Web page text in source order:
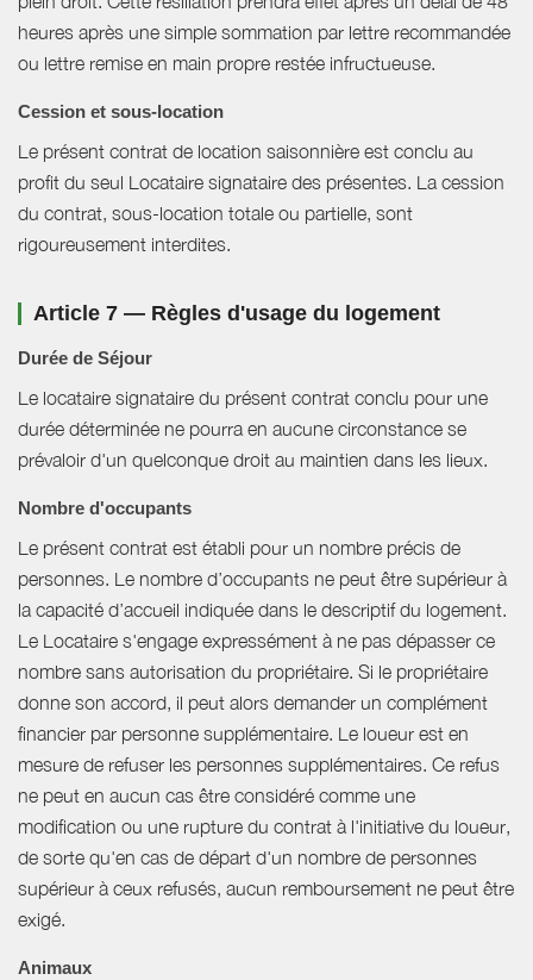
heures après une simple sommation par lettre recommandée
ou lettre remise en main propre restée infructueuse.
Cession et sous-location
Le présent contrat de location saisonnière est conclu au
profit du seul Locataire signataire des présentes. La cession
du contrat, sous-location totale ou partielle, sont
rigoureusement interdites.
Article 7 — Règles d'usage du logement
Durée de Séjour
Le locataire signataire du présent contrat conclu pour une
durée déterminée ne pourra en aucune circonstance se
prévaloir d'un quelconque droit au maintien dans les lieux.
Nombre d'occupants
Le présent contrat est établi pour un nombre précis de
personnes. Le nombre d’occupants ne peut être supérieur à
la capacité d’accueil indiquée dans le descriptif du logement.
Le Locataire s'engage expressément à ne pas dépasser ce
nombre sans autorisation du propriétaire. Si le propriétaire
donne son accord, il peut alors demander un complément
financier par personne supplémentaire. Le loueur est en
mesure de refuser les personnes supplémentaires. Ce refus
ne peut en aucun cas être considéré comme une
modification ou une rupture du contrat à l'initiative du loueur,
de sorte qu'en cas de départ d'un nombre de personnes
supérieur à ceux refusés, aucun remboursement ne peut être
exigé.
Animaux